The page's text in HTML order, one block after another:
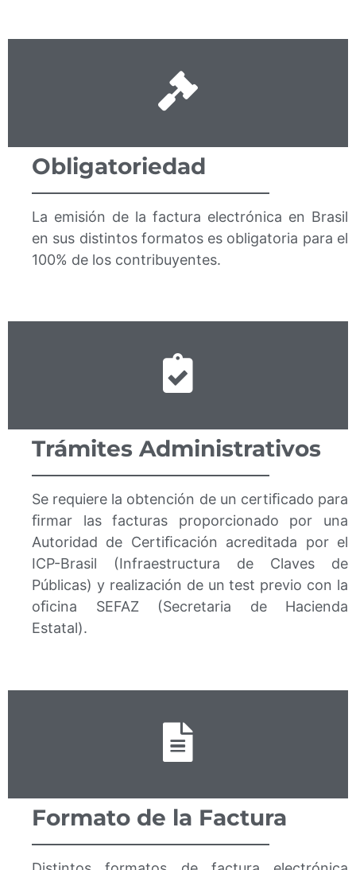
Obligatoriedad
La emisión de la factura electrónica en Brasil
en sus distintos formatos es obligatoria para el
100% de los contribuyentes.
Trámites Administrativos
Se requiere la obtención de un certiﬁcado para
ﬁrmar las facturas proporcionado por una
Autoridad de Certiﬁcación acreditada por el
ICP-Brasil (Infraestructura de Claves de
Públicas) y realización de un test previo con la
oﬁcina SEFAZ (Secretaria de Hacienda
Estatal).
Formato de la Factura